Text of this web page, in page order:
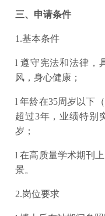
三、申请条件
1.基本条件
l 遵守宪法和法律，
风，身心健康；
l 年龄在35周岁以下
超过3年，业绩特别
岁；
l 在高质量学术期刊
景。
2.岗位要求